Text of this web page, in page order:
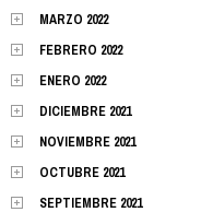
MARZO 2022
FEBRERO 2022
ENERO 2022
DICIEMBRE 2021
NOVIEMBRE 2021
OCTUBRE 2021
SEPTIEMBRE 2021